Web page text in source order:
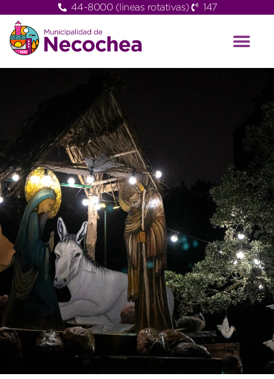
44-8000 (lineas rotativas) 147